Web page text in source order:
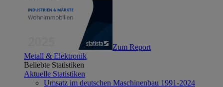
Zum Report
Metall & Elektronik
Beliebte Statistiken
Aktuelle Statistiken
Umsatz im deutschen Maschinenbau 1991-2024